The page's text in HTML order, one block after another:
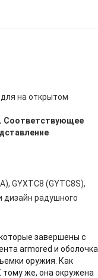
на открытом
Соответствующее
GYXTC8 (GYTC8S),
дизайн радушного
завершены с
armored и оболочка
оружия. Как
же, она окружена